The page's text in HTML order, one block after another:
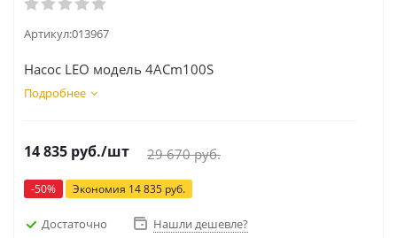
Артикул:013967
Насос LEO модель 4ACm100S
Подробнее
14 835 руб./шт 29 670руб.
-50% Экономия 14 835 руб.
Достаточно Нашли дешевле?